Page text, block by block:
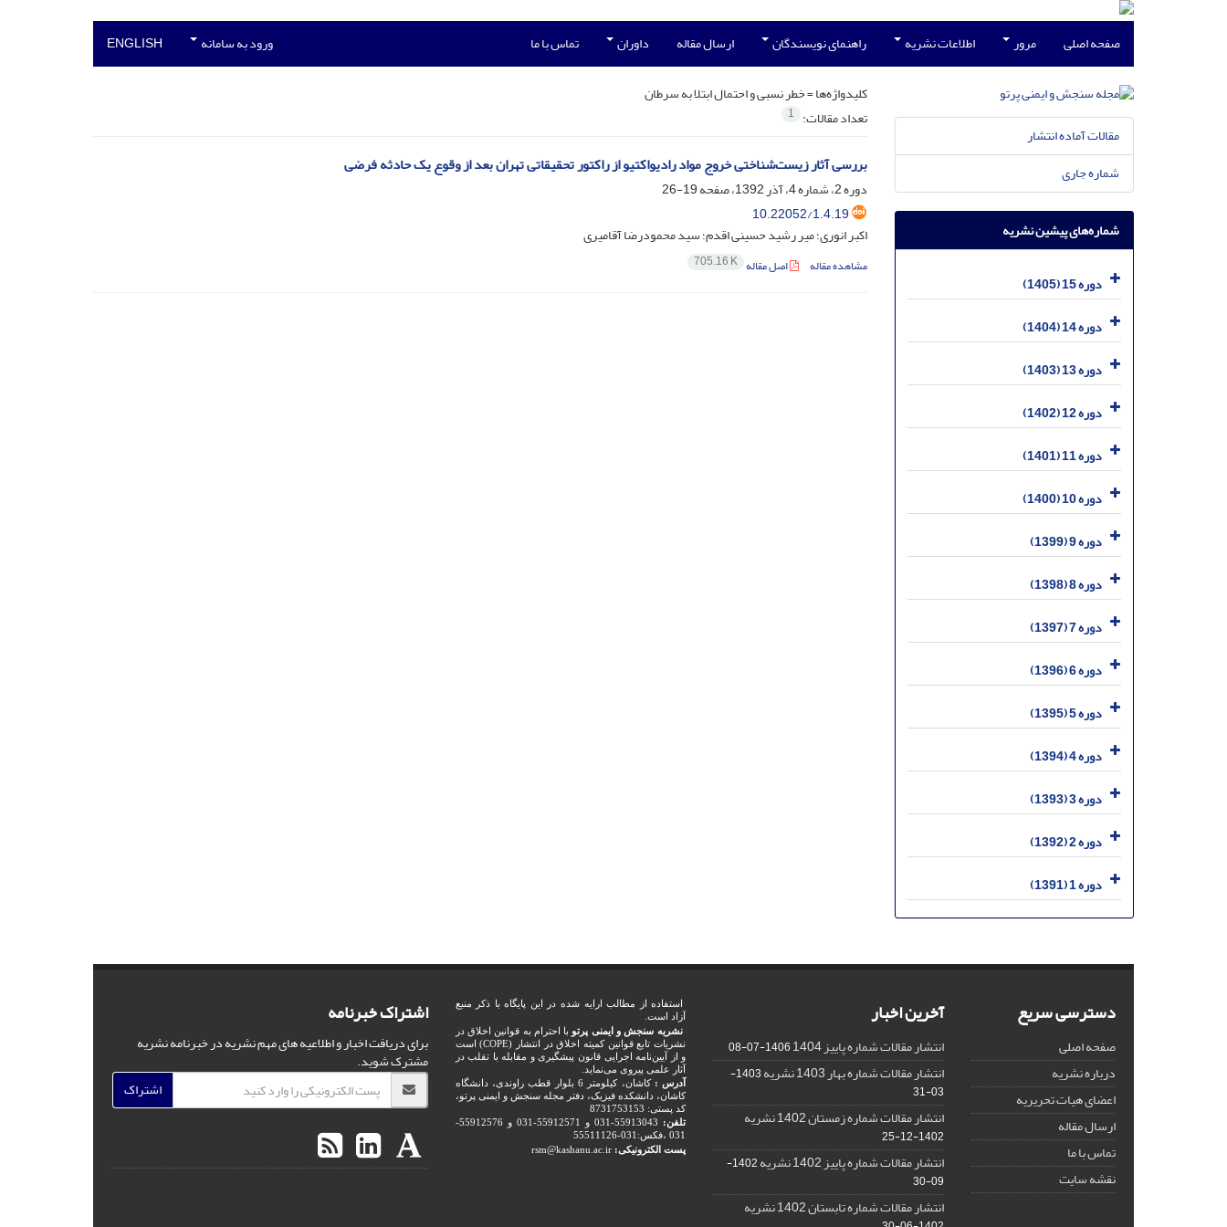
صفحه اصلی مرور اطلاعات نشریه راهنمای نویسندگان ارسال مقاله داوران تماس با ما ورود به سامانه ENGLISH
کلیدواژه‌ها =خطر نسبی و احتمال ابتلا به سرطان
تعداد مقالات: 1
بررسی آثار زیست‌شناختی خروج مواد رادیواکتیو از راکتور تحقیقاتی تهران بعد از وقوع یک حادثه فرضی
دوره 2، شماره 4، آذر 1392، صفحه
19-26
10.22052/1.4.19
اکبر انوری؛ میر رشید حسینی اقدم؛ سید محمودرضا آقامیری
مشاهده مقاله اصل مقاله 705.16 K
مقالات آماده انتشار
شماره جاری
شماره‌های پیشین نشریه
دوره 15 (1405)
دوره 14 (1404)
دوره 13 (1403)
دوره 12 (1402)
دوره 11 (1401)
دوره 10 (1400)
دوره 9 (1399)
دوره 8 (1398)
دوره 7 (1397)
دوره 6 (1396)
دوره 5 (1395)
دوره 4 (1394)
دوره 3 (1393)
دوره 2 (1392)
دوره 1 (1391)
دسترسی سریع
صفحه اصلی
درباره نشریه
اعضای هیات تحریریه
ارسال مقاله
تماس با ما
نقشه سایت
آخرین اخبار
انتشار مقالات شماره پاییز 1404 1406-07-08
انتشار مقالات شماره بهار 1403 نشریه
1403-
03-31
انتشار مقالات شماره زمستان 1402 نشریه
1402-12-25
انتشار مقالات شماره پاییز 1402 نشریه
1402-
09-30
انتشار مقالات شماره تابستان 1402 نشریه
استفاده از مطالب ارایه شده در این پایگاه با ذکر منبع
آزاد است.
نشریه سنجش و ایمنی پرتو با احترام به قوانین اخلاق در
نشریات تابع قوانین کمیته اخلاق در انتشار (COPE) است
و از آیین‌نامه اجرایی قانون پیشگیری و مقابله با تقلب در
آثار علمی پیروی می‌نماید.
آدرس :
کاشان، کیلومتر 6 بلوار قطب راوندی، دانشگاه
کاشان، دانشکده فیزیک، دفتر مجله سنجش و ایمنی پرتو،
کد پستی: 8731753153
تلفن:
55913043-031 و 55912571-031 و 55912576-
031 ،فکس:031-55511126
پست الکترونیکی: rsm@kashanu.ac.ir
اشتراک خبرنامه
برای دریافت اخبار و اطلاعیه های مهم نشریه در خبرنامه نشریه
مشترک شوید.
اشتراک